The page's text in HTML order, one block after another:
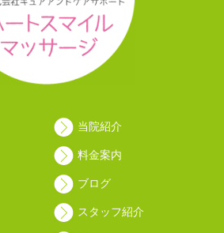
当院紹介
料金案内
ブログ
スタッフ紹介